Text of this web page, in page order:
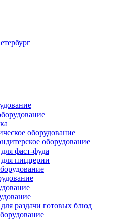
оборудование
оборудование
фаст-фуда
пиццерии
раздачи готовых блюд